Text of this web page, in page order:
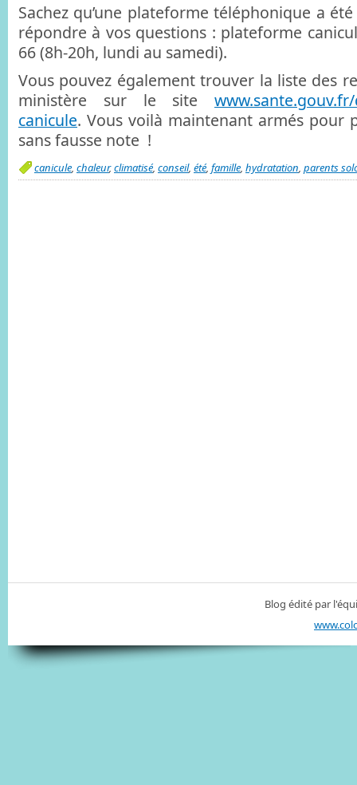
Sachez qu’une plateforme téléphonique a
répondre à vos questions : plateforme
66 (8h-20h, lundi au samedi).
Vous pouvez également trouver la liste des
ministère sur le site
canicule. Vous voilà maintenant armés pour
sans fausse note !
canicule, chaleur,climatisé, conseil, été, famille, hydratation, parents
Blog édité par